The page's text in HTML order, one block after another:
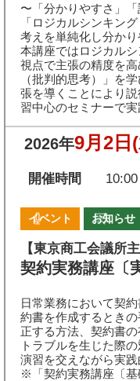
〜「分かりやすさ」
「ロジカルシンキン
考えを単純化し分かり
本講座ではロジカル
視点で主張の精度を
（批判的思考）」を
張を導くことにより
習中心のセミナーで
2026年9月2日
開催時間
イベント お知らせ
【東京商工会議所
契約実務講座〔
日常業務において契
約書を作成するとき
正する方法、契約書
トラブルを生じた際
演習を交えながら実践
※「契約実務講座〔基